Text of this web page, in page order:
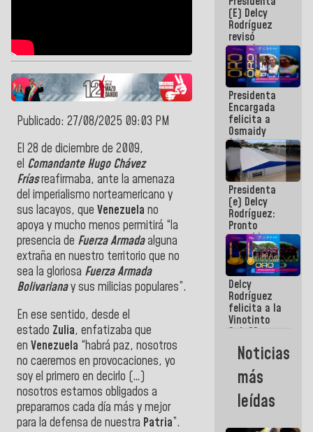
Publicado: 27/08/2025 09:03 PM
El 28 de diciembre de 2009,
el Comandante Hugo Chávez
Fríasreafirmaba, ante la amenaza
del imperialismo norteamericano y
sus lacayos, que Venezuela no
apoya y mucho menos permitirá “la
presencia de Fuerza Armadaalguna
extraña en nuestro territorio que no
sea la gloriosa Fuerza Armada
Bolivarianay sus milicias populares”.
En ese sentido, desde el
estado Zulia, enfatizaba que
en Venezuela “habrá paz, nosotros
no caeremos en provocaciones, yo
soy el primero en decirlo (…)
nosotros estamos obligados a
prepararnos cada día más y mejor
para la defensa de nuestra Patria”.
y del Caribe
2026
(E) Delcy
Rodríguez
revisó
agenda
económica y
ejecución de
fondos de
emergencia
post-sismos
Presidenta
Encargada
felicita a
Osmaidy
Arias y
Giraly
Marcano por
hacer
historia en
los
Centroamericanos
Presidenta
(e) Delcy
Rodríguez:
Pronto
restableceremos
las
operaciones
en el
Aeropuerto
Internacional
de
Maiquetía
Delcy
Rodríguez
felicita a la
Vinotinto
Sub 20
campeona
frente
México Sub
23 en los
Centroamericanos
Noticias
más
leídas